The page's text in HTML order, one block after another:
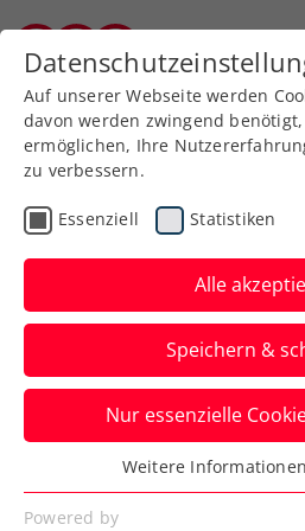
Zurück zur Newsübersicht
ATP
Paris-
und Cobolli
den Erste
Beide Finalteilnehmer
sind heuer im Oktober
Turnier in Wien zu sehen.
Verfasst von: Presseaussendung /
Auf unserer Webseite werden
davon werden zwingend
ermöglichen, Ihre
zu verbessern.
Essenziell Statistiken
Alle
Speichern &
Nur essenzielle
Essenziell
Essenzielle Cookies werden für
Weitere
Powered by